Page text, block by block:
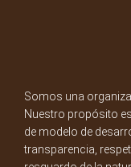
Somos una
Nuestro propósito
de modelo de
transparencia,